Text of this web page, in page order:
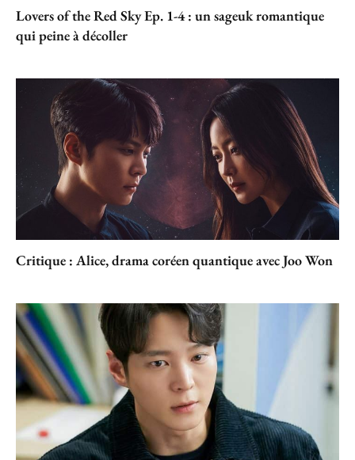
Lovers of the Red Sky Ep. 1-4 : un sageuk romantique
qui peine à décoller
Critique : Alice, drama coréen quantique avec Joo Won